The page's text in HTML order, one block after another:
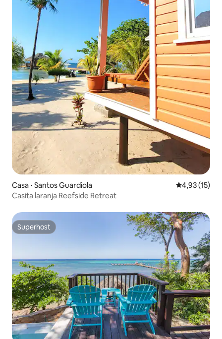
Casa ⋅ Santos Guardiola 4,93 de uma
4,93 (15)
Casita laranja Reefside Retreat
Superhost
Superhost